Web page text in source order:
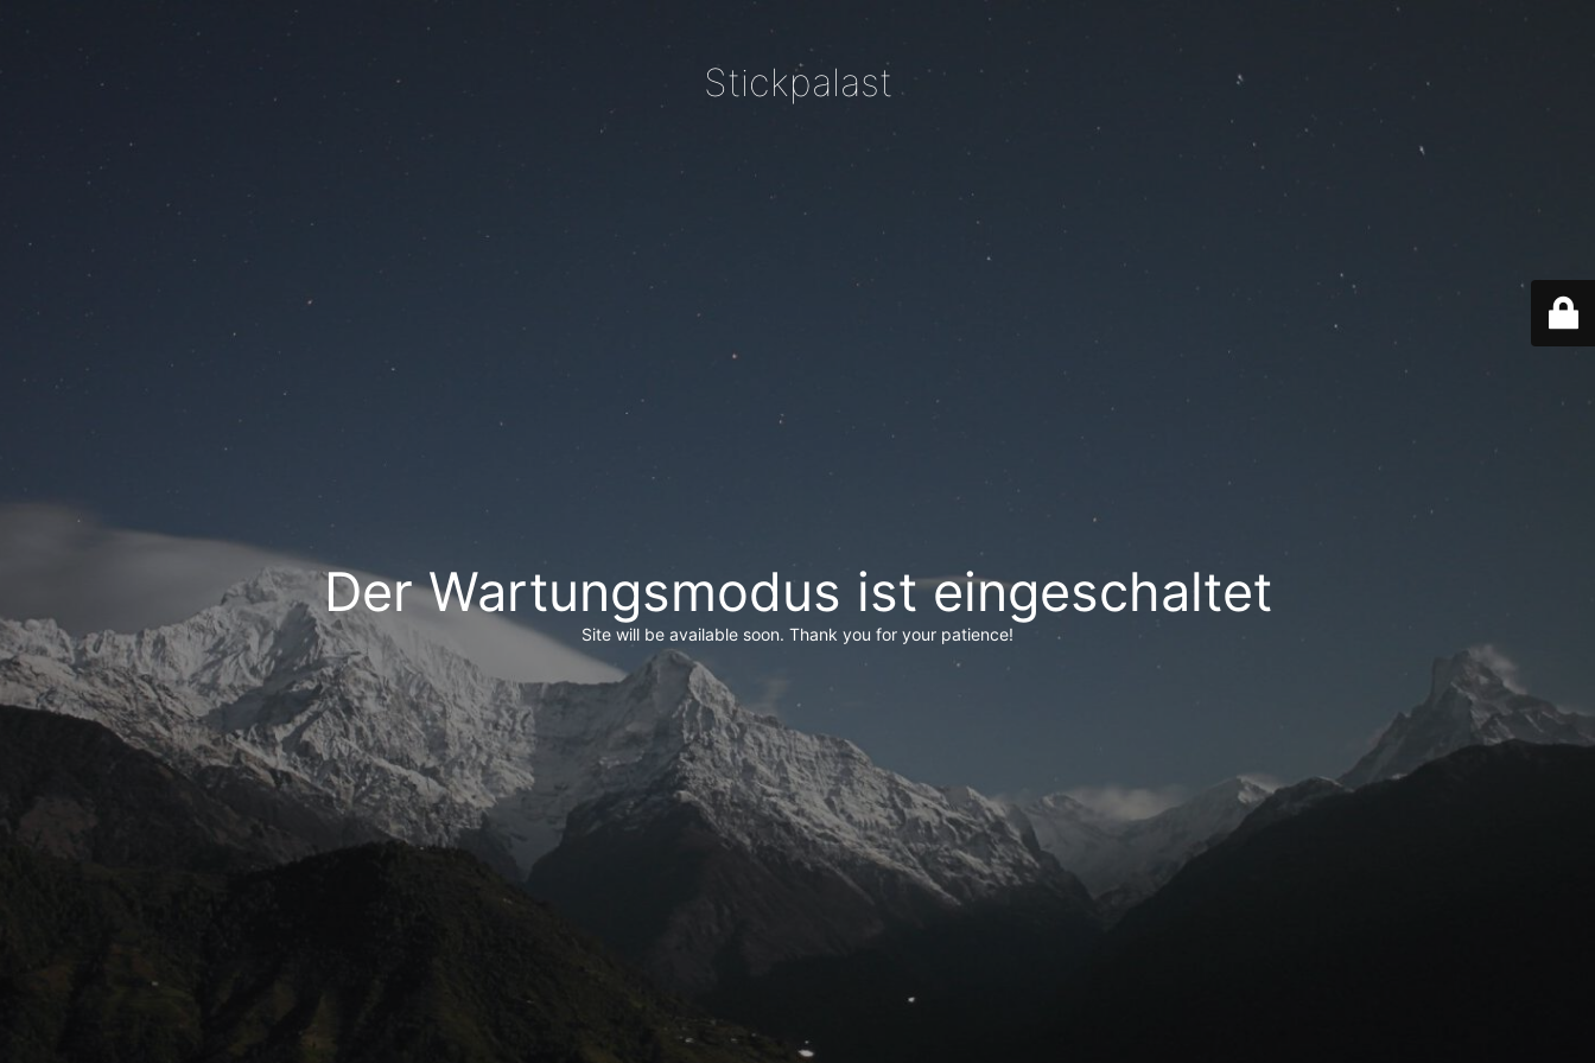
Stickpalast
Der Wartungsmodus ist eingeschaltet
Site will be available soon. Thank you for your patience!